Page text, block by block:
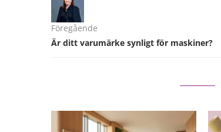
Föregående
Är ditt varumärke synligt för maskiner?